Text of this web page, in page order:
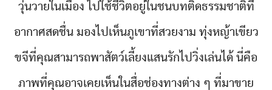
วุ่นวายในเมือง ไปใช้ชีวิตอยู่ในชนบทติดธรรมชาติที่
อากาศสดชื่น มองไปเห็นภูเขาที่สวยงาม ทุ่งหญ้าเขียว
ขจีที่คุณสามารถพาสัตว์เลี้ยงแสนรักไปวิ่งเล่นได้ นี่คือ
ภาพที่คุณอาจเคยเห็นในสื่อช่องทางต่าง ๆ ที่มาขาย